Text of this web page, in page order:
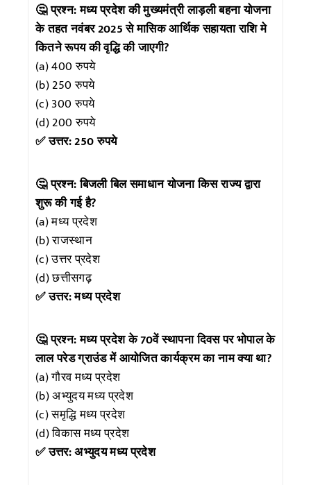
🤔 प्रश्न: मध्य प्रदेश की मुख्यमंत्री लाड़ली बहना योजना
के तहत नवंबर 2025 से मासिक आर्थिक सहायता राशि मे
कितने रूपय की वृ‌द्धि की जाएगी?
(a) 400 रुपये
(b) 250 रुपये
(c) 300 रुपये
(d) 200 रुपये
✅ उत्तर: 250 रुपये
🤔 प्रश्न: बिजली बिल समाधान योजना किस राज्य द्वारा
शुरू की गई है?
(a) मध्य प्रदेश
(b) राजस्थान
(c) उत्तर प्रदेश
(d) छत्तीसगढ़
✅ उत्तर: मध्य प्रदेश
🤔 प्रश्न: मध्य प्रदेश के 70वें स्थापना दिवस पर भोपाल के
लाल परेड ग्राउंड में आयोजित कार्यक्रम का नाम क्या था?
(a) गौरव मध्य प्रदेश
(b) अभ्युदय मध्य प्रदेश
(c) समृद्धि मध्य प्रदेश
(d) विकास मध्य प्रदेश
✅ उत्तर: अभ्युदय मध्य प्रदेश